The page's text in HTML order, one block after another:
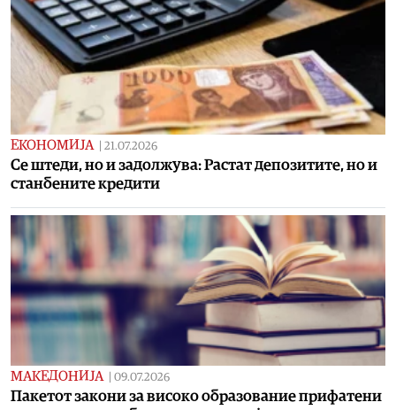
ЕКОНОМИЈА 21.07.2026
Се штеди, но и задолжува: Растат депозитите, но и
станбените кредити
МАКЕДОНИЈА 09.07.2026
Пакетот закони за високо образование прифатени